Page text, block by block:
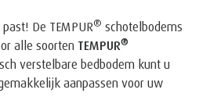
De TEMPUR® schotelbodems
alle soorten TEMPUR®
verstelbare bedbodem kunt u
aanpassen voor uw